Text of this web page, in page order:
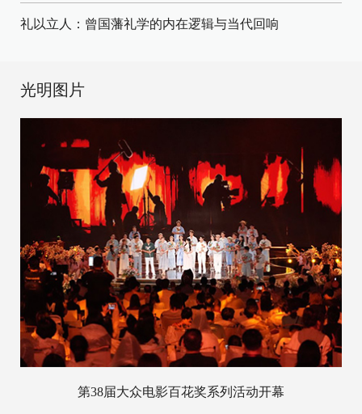
礼以立人：曾国藩礼学的内在逻辑与当代回响
光明图片
第38届大众电影百花奖系列活动开幕